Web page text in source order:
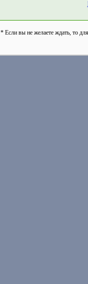
* Если вы не желаете ждать, то